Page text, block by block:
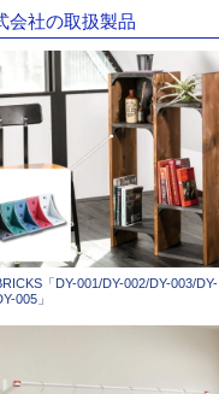
会社の取扱製品
「DY-001/DY-002/DY-003/DY-
005」